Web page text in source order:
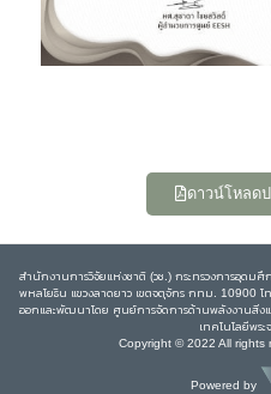
ดาวน์โหลด
สำนักงานการวิจัยแห่งชาติ (วช.) กระทรวงการอุดม
พหลโยธิน แขวงลาดยาว เขตจตุจักร กทม. 10900
ออกและพัฒนาโดย ศูนย์การจัดการด้านพลังงานสิ่ง
เทคโนโลยีพร
Copyright © 2022 All rights
Powered by